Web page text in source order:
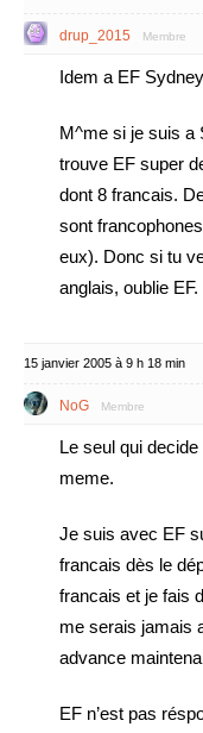
drup_2015 Membre
Idem a EF Sydney
M^me si je suis a
trouve EF super
dont 8 francais.
sont
eux). Donc si tu
anglais, oublie EF.
15 janvier 2005 à 9 h 18 min
NoG Membre
Le seul qui
meme.
Je suis avec EF
francais dès le
francais et je fais
me serais jamais
advance
EF n’est pas